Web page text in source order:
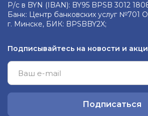
Р/с в BYN (IBAN): BY95 BPSB 3012
Банк: Центр банковских услуг №701
г. Минске, БИК: BPSBBY2X;
Подписывайтесь на новости и
Подписаться